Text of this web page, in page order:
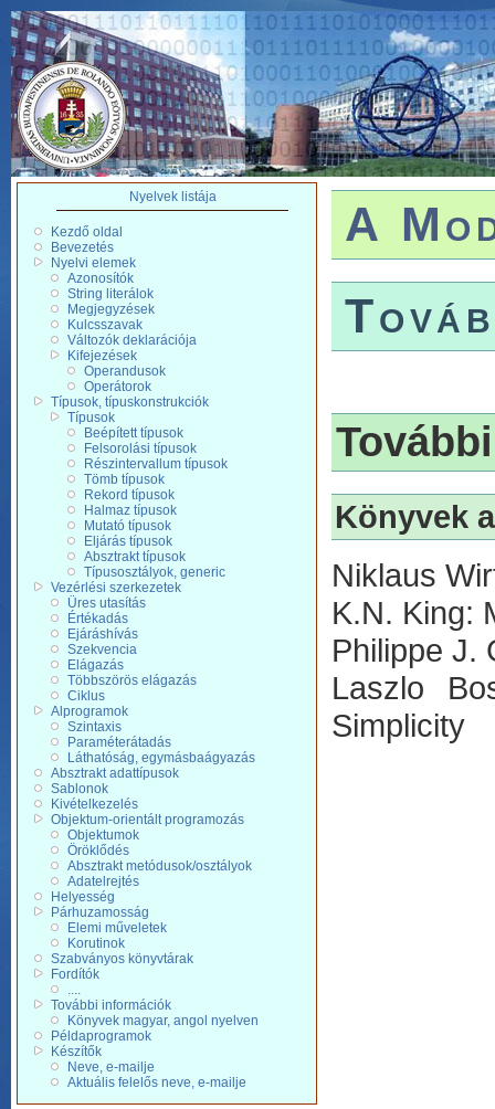
Nyelvek listája
Kezdő oldal
Bevezetés
Nyelvi elemek
Azonosítók
String literálok
Megjegyzések
Kulcsszavak
Változók deklarációja
Kifejezések
Operandusok
Operátorok
Típusok, típuskonstrukciók
Típusok
Beépített típusok
Felsorolási típusok
Részintervallum típusok
Tömb típusok
Rekord típusok
Halmaz típusok
Mutató típusok
Eljárás típusok
Absztrakt típusok
Típusosztályok, generic
Vezérlési szerkezetek
Üres utasítás
Értékadás
Ejáráshívás
Szekvencia
Elágazás
Többszörös elágazás
Ciklus
Alprogramok
Szintaxis
Paraméterátadás
Láthatóság, egymásbaágyazás
Absztrakt adattípusok
Sablonok
Kivételkezelés
Objektum-orientált programozás
Objektumok
Öröklődés
Absztrakt metódusok/osztályok
Adatelrejtés
Helyesség
Párhuzamosság
Elemi műveletek
Korutinok
Szabványos könyvtárak
Fordítók
....
További információk
Könyvek magyar, angol nyelven
Példaprogramok
Készítők
Neve, e-mailje
Aktuális felelős neve, e-mailje
A
Könyvek
Niklaus
K.N. King:
Philippe J.
Laszlo
Simplicity